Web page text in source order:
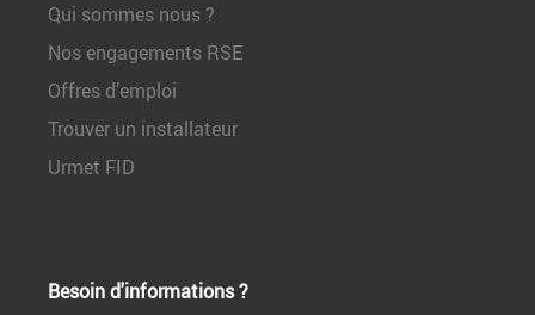
Qui sommes nous ?
Nos engagements RSE
Offres d’emploi
Trouver un installateur
Urmet FID
Besoin d'informations ?